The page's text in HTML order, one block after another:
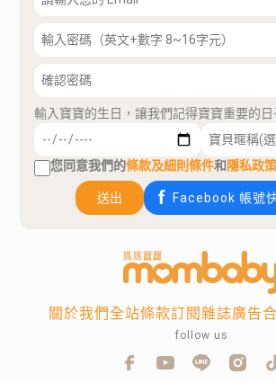
輸入寶寶的生日，讓我們記得寶寶重要的日
您同意我們的條款及細則條件和隱私政策
送出 Facebook 帳號
關於我們全站條款訂閱雜誌廣告
follow us